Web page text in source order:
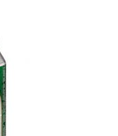
Επιθυμιών